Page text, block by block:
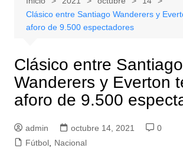
Clásico entre Santiago Wanderers y
aforo de 9.500 espectadores
Clásico entre Santiago
Wanderers y Everton
aforo de 9.500
admin octubre 14, 2021
0
Fútbol, Nacional